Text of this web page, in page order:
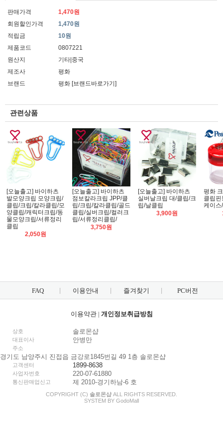
판매가격
1,470원
회원할인가격
1,470원
적립금
10원
제품코드
0807221
원산지
기타|중국
제조사
평화
브랜드
평화 [브랜드바로가기]
관련상품
[오늘출고] 바이하츠
발모양크립 모양크립/
클립/크립/칼라클립/모
양클립/캐릭터크립/동
물모양크립/서류정리
클립
2,050원
[오늘출고] 바이하츠
점보칼라크립 JPP/클
립/크립/칼라클립/골드
클립/실버크립/컬러크
립/서류정리클립/
3,750원
[오늘출고] 바이하츠
실버날크립 대/클립/크
립/날클립
3,900원
평화
클립
케이스
FAQ 이용안내 즐겨찾기 PC버전
이용약관| 개인정보취급방침
상호 솔로몬샵
대표이사 안병만
주소
경기도 남양주시 진접읍 금강로1845번길 49 1층 솔로몬샵
고객센터 1899-8638
사업자번호 220-07-61880
통신판매업신고 제 2010-경기하남-6 호
COPYRIGHT (C) 솔로몬샵 ALL RIGHTS RESERVED.
SYSTEM BY GodoMall